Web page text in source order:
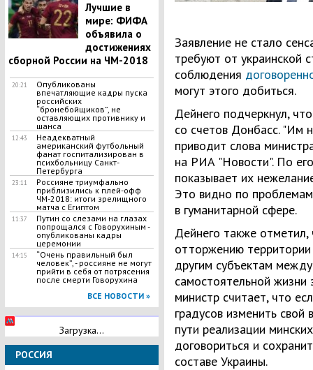
Лучшие в
мире: ФИФА
объявила о
достижениях
сборной России на ЧМ-2018
20:21
Опубликованы
впечатляющие кадры пуска
российских
“бронебойщиков”, не
оставляющих противнику и
шанса
12:43
Неадекватный
американский футбольный
фанат госпитализирован в
психбольницу Санкт-
Петербурга
23:11
Россияне триумфально
приблизились к плей-офф
ЧМ-2018: итоги зрелищного
матча с Египтом
11:37
Путин со слезами на глазах
попрощался с Говорухиным -
опубликованы кадры
церемонии
14:15
​“Очень правильный был
человек”, - россияне не могут
прийти в себя от потрясения
после смерти Говорухина
ВСЕ НОВОСТИ »
Загрузка...
РОССИЯ
Заявление не стало
требуют от украинской
соблюдения
могут этого добиться.
Дейнего подчеркнул,
со счетов Донбасс. "Им
приводит слова
на РИА "Новости". По
показывает их
Это видно по
в гуманитарной сфере.
Дейнего также
отторжению
другим субъектам
самостоятельной жизни
министр считает, что
градусов изменить
пути реализации
договориться и
составе Украины.